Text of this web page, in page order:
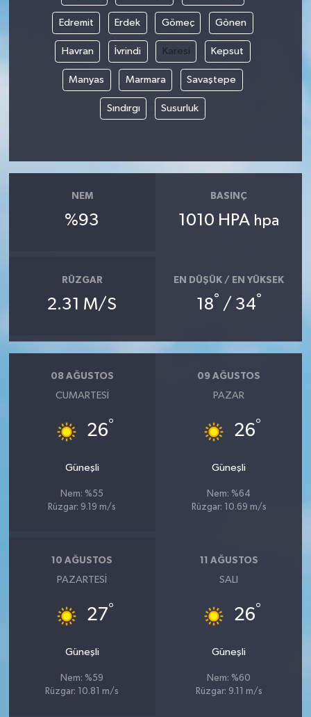
Edremit Erdek Gömeç Gönen
Havran İvrindi Karesi Kepsut
Manyas Marmara Savaştepe
Sındırgı Susurluk
NEM
%93
BASINÇ
1010 HPA hpa
RÜZGAR
2.31 M/S
EN DÜŞÜK / EN YÜKSEK
18° / 34°
08 AĞUSTOS
CUMARTESI
26°
Güneşli
Nem: %55
Rüzgar: 9.19 m/s
09 AĞUSTOS
PAZAR
26°
Güneşli
Nem: %64
Rüzgar: 10.69 m/s
10 AĞUSTOS
PAZARTESI
27°
Güneşli
Nem: %59
Rüzgar: 10.81 m/s
11 AĞUSTOS
SALI
26°
Güneşli
Nem: %60
Rüzgar: 9.11 m/s